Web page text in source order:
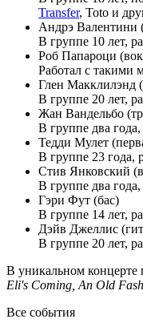
Transfer, Toto и
Андрэ Валентини
В группе 10 лет,
Роб Папароци
Работал с
Глен Макклилэнд
В группе 20 лет,
Жан Вандельбо
В группе два
Тедди Мулет
В группе 23 года,
Стив Янковский
В группе два
Гэри Фут (бас)
В группе 14 лет,
Дэйв Джеллис
В группе 20 лет,
В уникальном концерте
Eli's Coming, An Old
Все события